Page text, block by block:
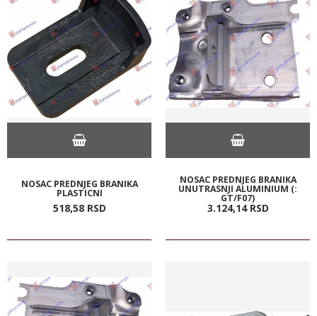
NOSAC PREDNJEG BRANIKA
PLASTICNI
518,58 RSD
NOSAC PREDNJEG BRANIKA
UNUTRASNJI ALUMINIUM (:
GT/F07)
3.124,14 RSD